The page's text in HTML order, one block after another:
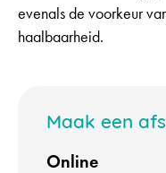
evenals de voorkeur
haalbaarheid.
Maak een
Online